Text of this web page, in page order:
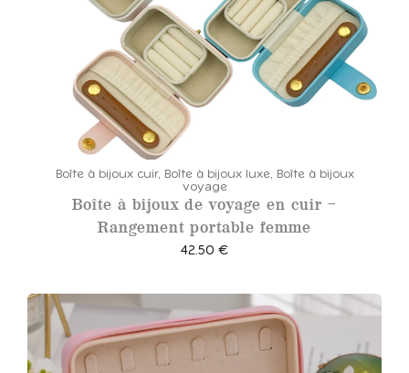
Boîte à bijoux cuir, Boîte à bijoux luxe, Boîte à bijoux
voyage
Boîte à bijoux de voyage en cuir –
Rangement portable femme
42.50 €